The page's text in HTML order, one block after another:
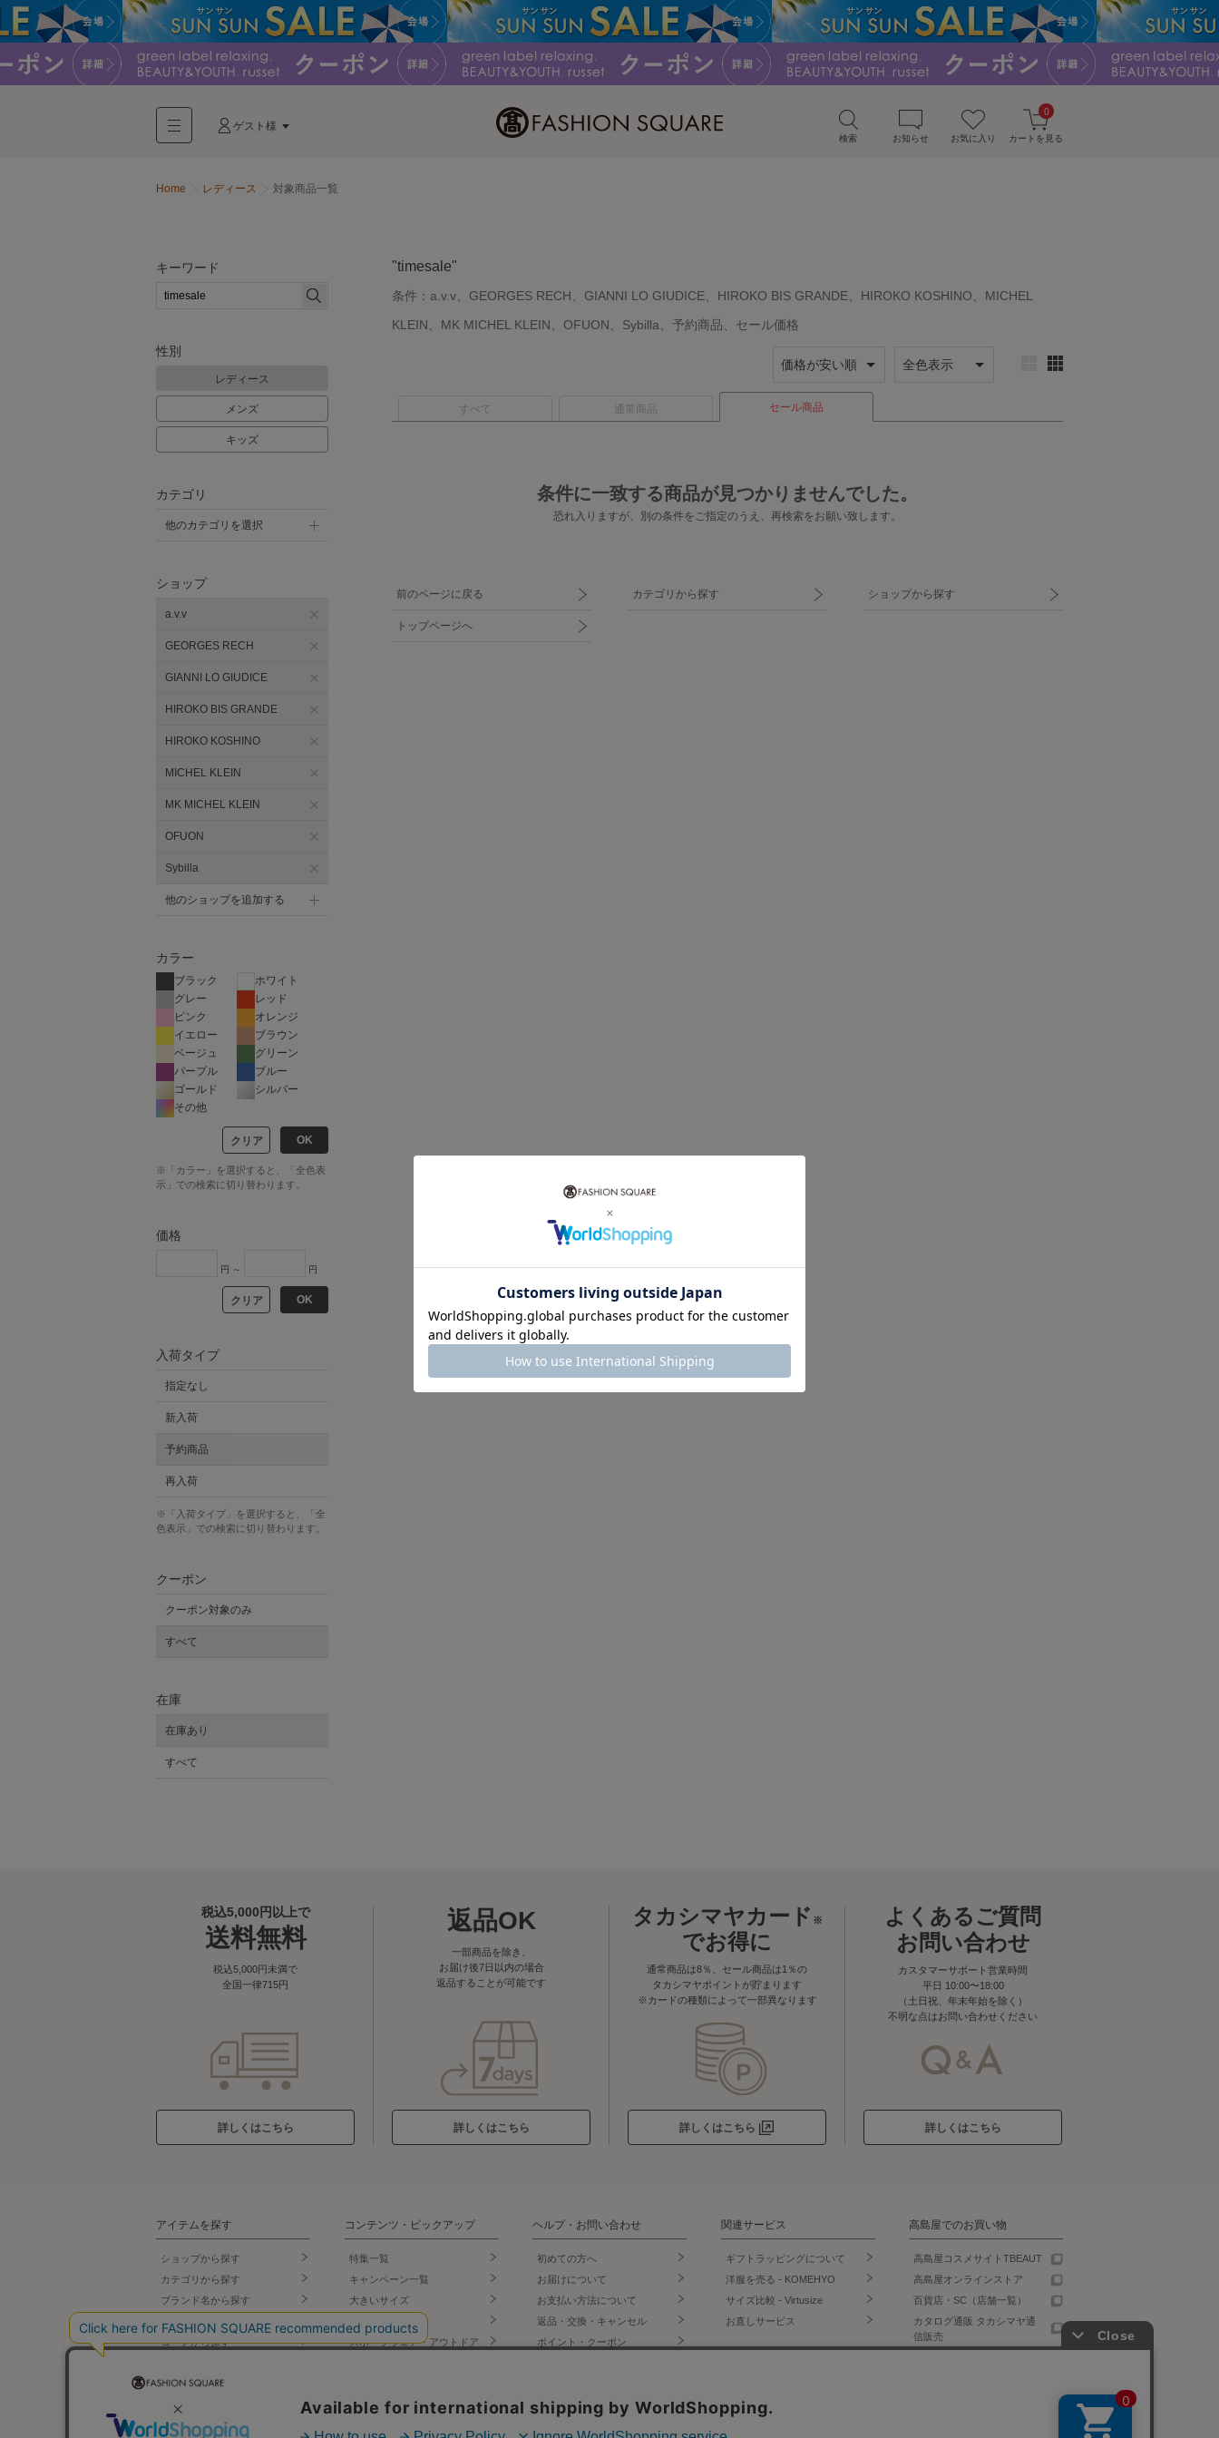
ゲスト様
検索 お知らせ お気に入り カートを見る
0
Home レディース 対象商品一覧
"timesale"
条件： a.v.v、GEORGES RECH、GIANNI LO GIUDICE、HIROKO BIS GRANDE、HIROKO KOSHINO、MICHEL
KLEIN、MK MICHEL KLEIN、OFUON、Sybilla、予約商品、セール価格
すべて 通常商品 セール商品
条件に一致する商品が見つかりませんでした。
恐れ入りますが、別の条件をご指定のうえ、 再検索をお願い致します。
前のページに戻る カテゴリから探す ショップから探す
トップページへ
キーワード
性別
レディース
メンズ
キッズ
カテゴリ
他のカテゴリを選択
ショップ
a.v.v
GEORGES RECH
GIANNI LO GIUDICE
HIROKO BIS GRANDE
HIROKO KOSHINO
MICHEL KLEIN
MK MICHEL KLEIN
OFUON
Sybilla
他のショップを追加する
カラー
ブラック
ホワイト
グレー
レッド
ピンク
オレンジ
イエロー
ブラウン
ベージュ
グリーン
パープル
ブルー
ゴールド
シルバー
その他
クリア OK
※「カラー」を選択すると、「全色表
示」での検索に切り替わります。
価格
円 ～ 円
クリア OK
入荷タイプ
指定なし
新入荷
予約商品
再入荷
※「入荷タイプ」を選択すると、「全
色表示」での検索に切り替わります。
クーポン
クーポン対象のみ
すべて
在庫
在庫あり
すべて
税込5,000円以上で
送料無料
税込5,000円未満で
全国一律715円
詳しくはこちら
返品OK
一部商品を除き、
お届け後7日以内の場合
返品することが可能です
詳しくはこちら
タカシマヤカード ※
でお得に
通常商品は8％、セール商品は1％の
タカシマヤポイントが貯まります
※カードの種類によって一部異なります
詳しくはこちら
よくあるご質問
お問い合わせ
カスタマーサポート営業時間
平日 10:00〜18:00
（土日祝、年末年始を除く）
不明な点はお問い合わせください
詳しくはこちら
アイテムを探す
ショップから探す
カテゴリから探す
ブランド名から探す
テイストから探す
コーデから探す
ランキング
新着商品
先行予約商品
コンテンツ・ピックアップ
特集一覧
キャンペーン一覧
大きいサイズ
スポーツウェア・アウトドア
ランジェリー・インナー
ヘルプ・お問い合わせ
初めての方へ
お届けについて
お支払い方法について
返品・交換・キャンセル
ポイント・クーポン
よくあるご質問
関連サービス
ギフトラッピングについて
洋服を売る - KOMEHYO
サイズ比較 - Virtusize
お直しサービス
公式SNS
Instagram
高島屋でのお買い物
高島屋コスメサイトTBEAUT
高島屋オンラインストア
百貨店・SC（店舗一覧）
カタログ通販 タカシマヤ通
信販売